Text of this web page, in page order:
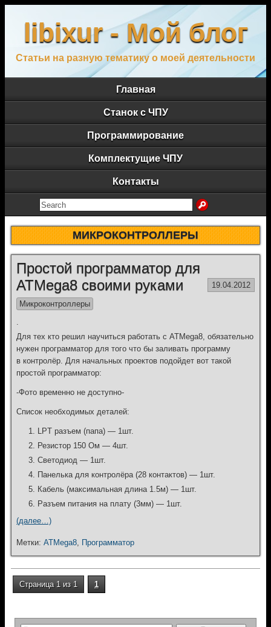
libixur - Мой блог
Статьи на разную тематику о моей деятельности
Главная
Станок с ЧПУ
Программирование
Комплектущие ЧПУ
Контакты
МИКРОКОНТРОЛЛЕРЫ
Простой программатор для
ATMega8 своими руками
19.04.2012
Микроконтроллеры
.
Для тех кто решил научиться работать с ATMega8, обязательно
нужен программатор для того что бы заливать программу
в контролёр. Для начальных проектов подойдет вот такой
простой программатор:
-Фото временно не доступно-
Список необходимых деталей:
LPT разъем (папа) — 1шт.
Резистор 150 Ом — 4шт.
Светодиод — 1шт.
Панелька для контролёра (28 контактов) — 1шт.
Кабель (максимальная длина 1.5м) — 1шт.
Разъем питания на плату (3мм) — 1шт.
(далее…)
Метки: ATMega8, Программатор
Страница 1 из 1 1